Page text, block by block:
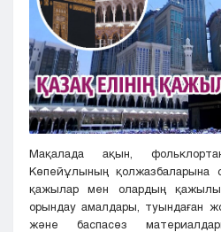
Талдыкорган
Тараз
Туркестан
Уральск
Усть-Каменогорск
Шымкент
Мақалада ақын,
Көпейұлының қолжазбаларына
қажылар мен олардың
орындау амалдары, туындаған
және баспасөз